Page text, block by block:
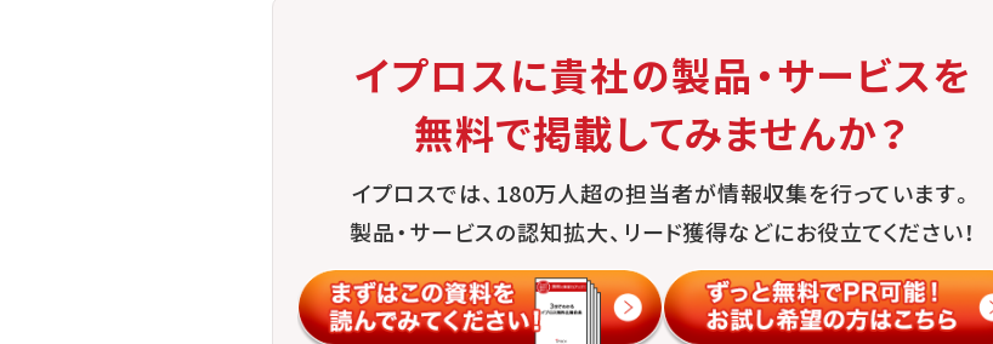
イプロスに貴社の製品・サービスを
無料で掲載してみませんか？
イプロスでは、180万人超の担当者が情報収集を行っています。
製品・サービスの認知拡大、リード獲得などにお役立てください！